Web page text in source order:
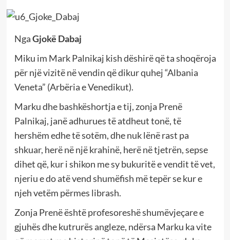
NgaGjokë Dabaj
Miku im Mark Palnikaj kish dëshirë që ta shoqëroja
për një vizitë në vendin që dikur quhej “Albania
Veneta” (Arbëria e Venedikut).
Marku dhe bashkëshortja e tij, zonja Prenë
Palnikaj, janë adhurues të atdheut tonë, të
hershëm edhe të sotëm, dhe nuk lënë rast pa
shkuar, herë në një krahinë, herë në tjetrën, sepse
dihet që, kur i shikon me sy bukuritë e vendit të vet,
njeriu e do atë vend shumëfish më tepër se kur e
njeh vetëm përmes librash.
Zonja Prenë është profesoreshë shumëvjeçare e
gjuhës dhe kutrurës angleze, ndërsa Marku ka vite